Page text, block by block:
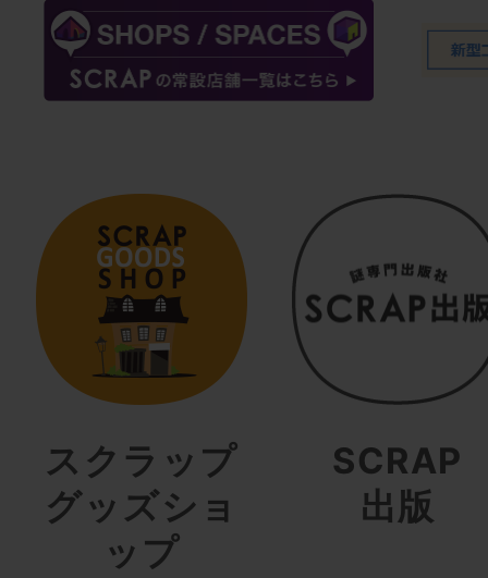
スクラップ
グッズショ
ップ
SCRAP
出版